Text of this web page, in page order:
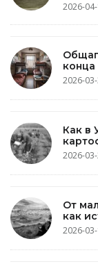
2026-
конца
2026-
Как в
2026-
От
как
2026-